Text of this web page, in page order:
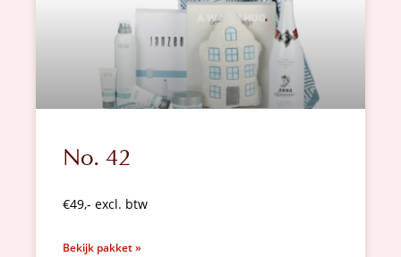
No. 42
€49,- excl. btw
Bekijk pakket »